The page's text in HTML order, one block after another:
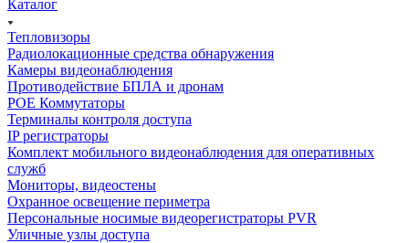
Каталог
Тепловизоры
Радиолокационные средства обнаружения
Камеры видеонаблюдения
Противодействие БПЛА и дронам
РОЕ Коммутаторы
Терминалы контроля доступа
IP регистраторы
Комплект мобильного видеонаблюдения для оперативных
служб
Мониторы, видеостены
Охранное освещение периметра
Персональные носимые видеорегистраторы PVR
Уличные узлы доступа